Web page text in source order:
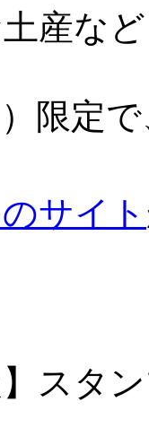
産な
限定
サイト
】スタ